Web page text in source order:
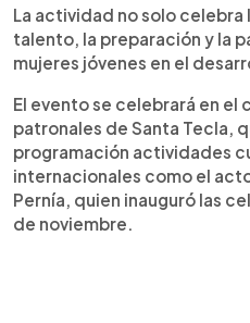
La actividad no solo celebra
talento, la preparación y la
mujeres jóvenes en el
El evento se celebrará en el
patronales de Santa Tecla,
programación actividades
internacionales como el
Pernía, quien inauguró las
de noviembre.